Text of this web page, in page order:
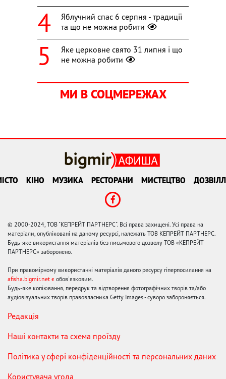
Яблучний спас 6 серпня - традиції
та що не можна робити
Яке церковне свято 31 липня і що
не можна робити
МИ В СОЦМЕРЕЖАХ
КІНО МУЗИКА РЕСТОРАНИ МИСТЕЦТВО
© 2000-2024, ТОВ "КЕПРЕЙТ ПАРТНЕРС". Всі права захищені. Усі права на
матеріали, опубліковані на даному ресурсі, належать ТОВ КЕПРЕЙТ ПАРТНЕРС.
Будь-яке використання матеріалів без письмового дозволу ТОВ «КЕПРЕЙТ
ПАРТНЕРС» заборонено.
При правомірному використанні матеріалів даного ресурсу гіперпосилання на
afisha.bigmir.net є обов'язковим.
Будь-яке копіювання, передрук та відтворення фотографічних творів та/або
аудіовізуальних творів правовласника Getty Images - суворо забороняється.
Редакція
Наші контакти та схема проїзду
Політика у сфері конфіденційності та персональних даних
Користувача угода